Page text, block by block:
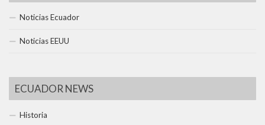
Noticias Ecuador
Noticias EEUU
ECUADOR NEWS
Historia